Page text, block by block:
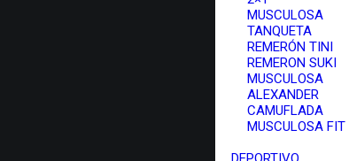
MUSCULOSA
TANQUETA
REMERÓN TINI
REMERON SUKI
MUSCULOSA
ALEXANDER
CAMUFLADA
MUSCULOSA FIT